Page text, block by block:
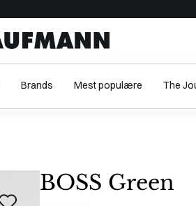
Brands Mest populære The
BOSS Green